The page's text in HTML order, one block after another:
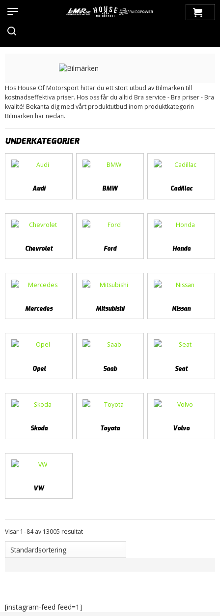
BILMÄRKEN
Hos House Of Motorsport hittar du ett stort utbud av Bilmärken till
kostnadseffektiva priser. Hos oss får du alltid Bra service - Bra priser - Bra
kvalité! Bekanta dig med vårt produktutbud inom produktkategorin
Bilmärken här nedan.
UNDERKATEGORIER
Audi BMW Cadillac
Chevrolet Ford Honda
Mercedes Mitsubishi Nissan
Opel Saab Seat
Skoda Toyota Volvo
VW
Visar 1–84 av 13005 resultat
[instagram-feed feed=1]